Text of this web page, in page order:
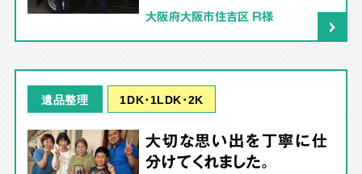
大阪府大阪市住吉区 R様
遺品整理 1DK･1LDK･2K
大切な思い出を丁寧に仕
分けてくれました。